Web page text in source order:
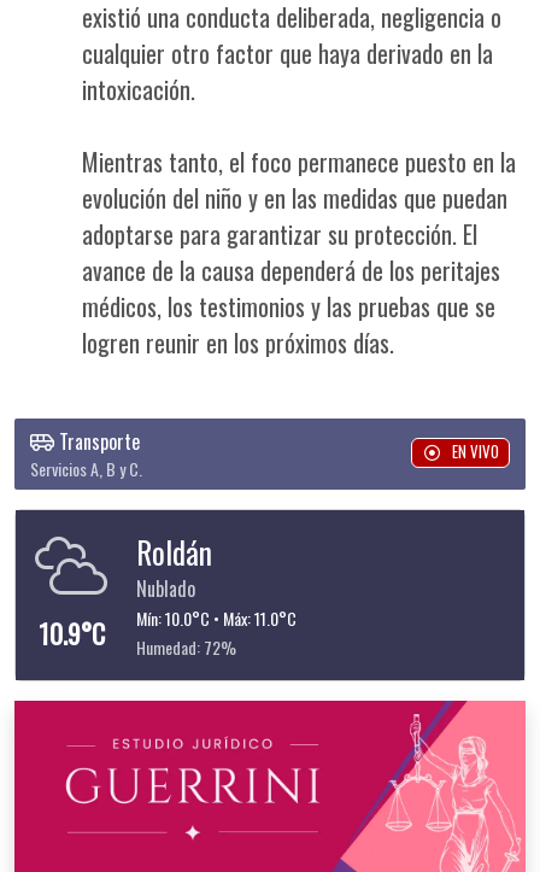
existió una conducta deliberada, negligencia o
cualquier otro factor que haya derivado en la
intoxicación.
Mientras tanto, el foco permanece puesto en la
evolución del niño y en las medidas que puedan
adoptarse para garantizar su protección. El
avance de la causa dependerá de los peritajes
médicos, los testimonios y las pruebas que se
logren reunir en los próximos días.
Transporte
Servicios A, B y C.
EN VIVO
10.9°C
Roldán
Nublado
Mín: 10.0°C • Máx: 11.0°C
Humedad: 72%